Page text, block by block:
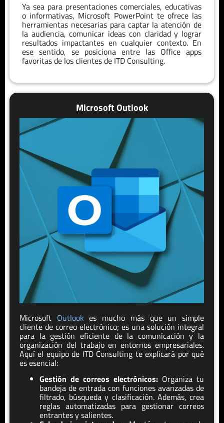
Ya sea para presentaciones comerciales, educativas
o informativas, Microsoft PowerPoint te ofrece las
herramientas necesarias para captar la atención de
la audiencia, comunicar ideas con claridad y lograr
resultados impactantes en cualquier contexto. En
ese sentido, se posiciona entre las Office apps
favoritas de los clientes de ITD Consulting.
Microsoft Outlook
Microsoft Outlook es mucho más que un simple
cliente de correo electrónico; es una solución integral
para la gestión eficiente de la comunicación y la
organización del trabajo en entornos empresariales.
Aquí el equipo de ITD Consulting te explicará por qué
es esencial:
Gestión de correos electrónicos: Organiza tu
bandeja de entrada con funciones avanzadas de
filtrado, búsqueda y clasificación. Además, crea
reglas automatizadas para gestionar correos
entrantes y salientes.